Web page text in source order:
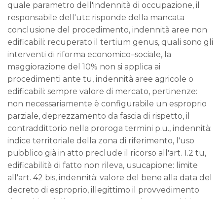
quale parametro dell'indennità di occupazione, il
responsabile dell'utc risponde della mancata
conclusione del procedimento, indennità aree non
edificabili: recuperato il tertium genus, quali sono gli
interventi di riforma economico–sociale, la
maggiorazione del 10% non si applica ai
procedimenti ante tu, indennità aree agricole o
edificabili: sempre valore di mercato, pertinenze:
non necessariamente è configurabile un esproprio
parziale, deprezzamento da fascia di rispetto, il
contraddittorio nella proroga termini p.u., indennità:
indice territoriale della zona di riferimento, l'uso
pubblico già in atto preclude il ricorso all'art. 1.2 tu,
edificabilità di fatto non rileva, usucapione: limite
all'art. 42 bis, indennità: valore del bene alla data del
decreto di esproprio, illegittimo il provvedimento